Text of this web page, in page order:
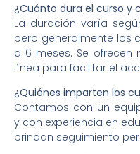
¿Cuánto dura el curso y
La duración varía
pero generalmente los
a 6 meses. Se ofrecen
línea para facilitar el
¿Quiénes imparten los
Contamos con un
y con experiencia en
brindan seguimiento